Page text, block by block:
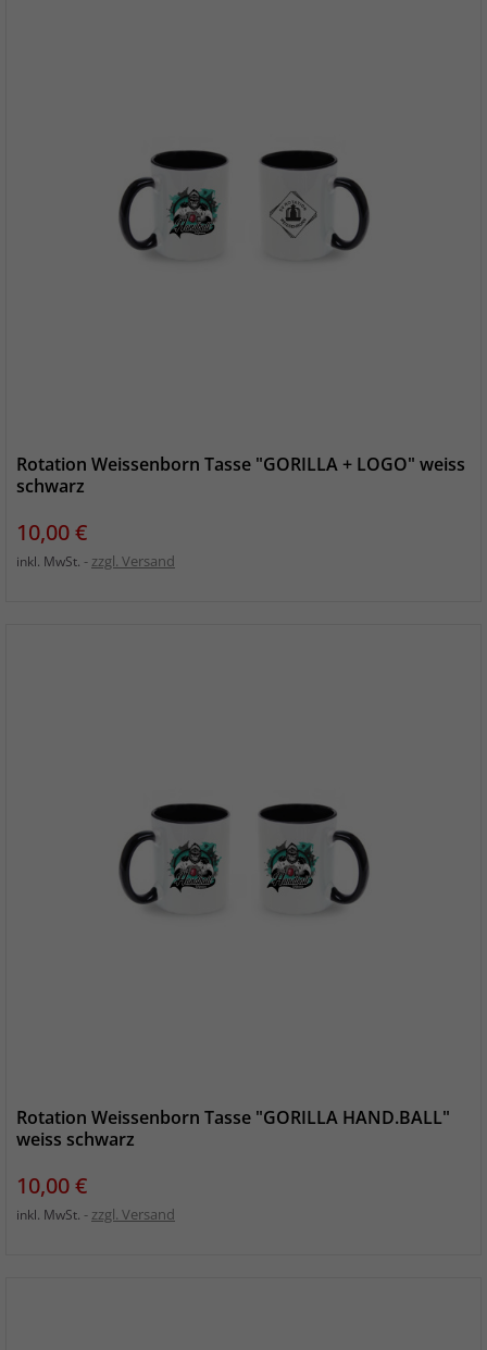
Rotation Weissenborn Tasse "GORILLA + LOGO" weiss
schwarz
Preis
10,00 €
inkl. MwSt. zzgl. Versand
Rotation Weissenborn Tasse "GORILLA HAND.BALL"
weiss schwarz
Preis
10,00 €
inkl. MwSt. zzgl. Versand